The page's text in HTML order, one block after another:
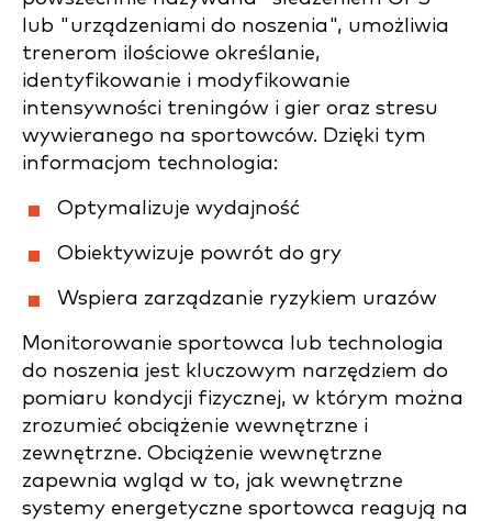
lub "urządzeniami do noszenia", umożliwia
trenerom ilościowe określanie,
identyfikowanie i modyfikowanie
intensywności treningów i gier oraz stresu
wywieranego na sportowców. Dzięki tym
informacjom technologia:
Optymalizuje wydajność
Obiektywizuje powrót do gry
Wspiera zarządzanie ryzykiem urazów
Monitorowanie sportowca lub technologia
do noszenia jest kluczowym narzędziem do
pomiaru kondycji fizycznej, w którym można
zrozumieć obciążenie wewnętrzne i
zewnętrzne. Obciążenie wewnętrzne
zapewnia wgląd w to, jak wewnętrzne
systemy energetyczne sportowca reagują na